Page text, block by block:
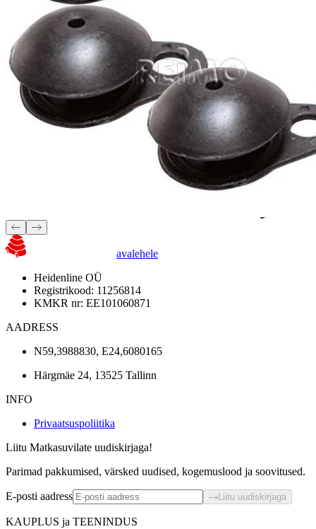
avalehele
Heidenline OÜ
Registrikood: 11256814
KMKR nr: EE101060871
AADRESS
N59,3988830, E24,6080165
Härgmäe 24, 13525 Tallinn
INFO
Privaatsuspoliitika
Liitu Matkasuvilate uudiskirjaga!
Parimad pakkumised, värsked uudised, kogemuslood ja soovitused.
E-posti aadress Liitu uudiskirjaga
KAUPLUS ja TEENINDUS